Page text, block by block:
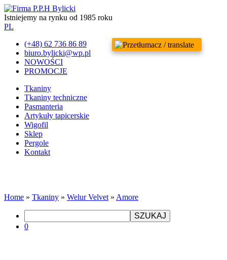
Istniejemy na rynku od 1985 roku
PL
(+48) 62 736 86 89
biuro.bylicki@wp.pl
NOWOŚCI
PROMOCJE
Tkaniny
Tkaniny techniczne
Pasmanteria
Artykuły tapicerskie
Wigofil
Sklep
Pergole
Kontakt
Home » Tkaniny » Welur Velvet » Amore
SZUKAJ
0